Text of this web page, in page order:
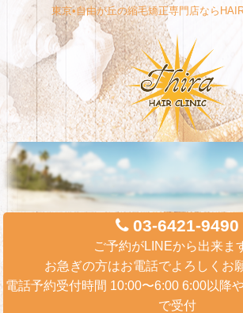
東京•自由が丘の縮毛矯正専門店なら
03-6421-9490
ご予約がLINEから出来ま
お急ぎの方はお電話でよろしくお
電話予約受付時間 10:00〜6:00 6:00以降
で受付